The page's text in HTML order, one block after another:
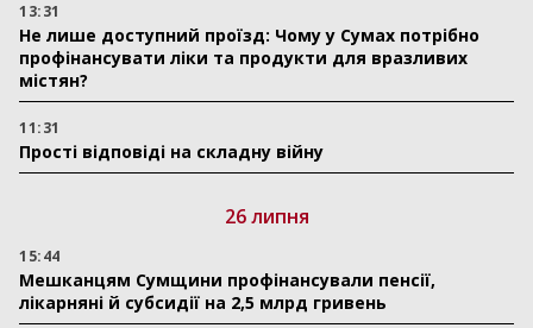
13:31
Не лише доступний проїзд: Чому у Сумах потрібно
профінансувати ліки та продукти для вразливих
містян?
11:31
Прості відповіді на складну війну
26 липня
15:44
Мешканцям Сумщини профінансували пенсії,
лікарняні й субсидії на 2,5 млрд гривень